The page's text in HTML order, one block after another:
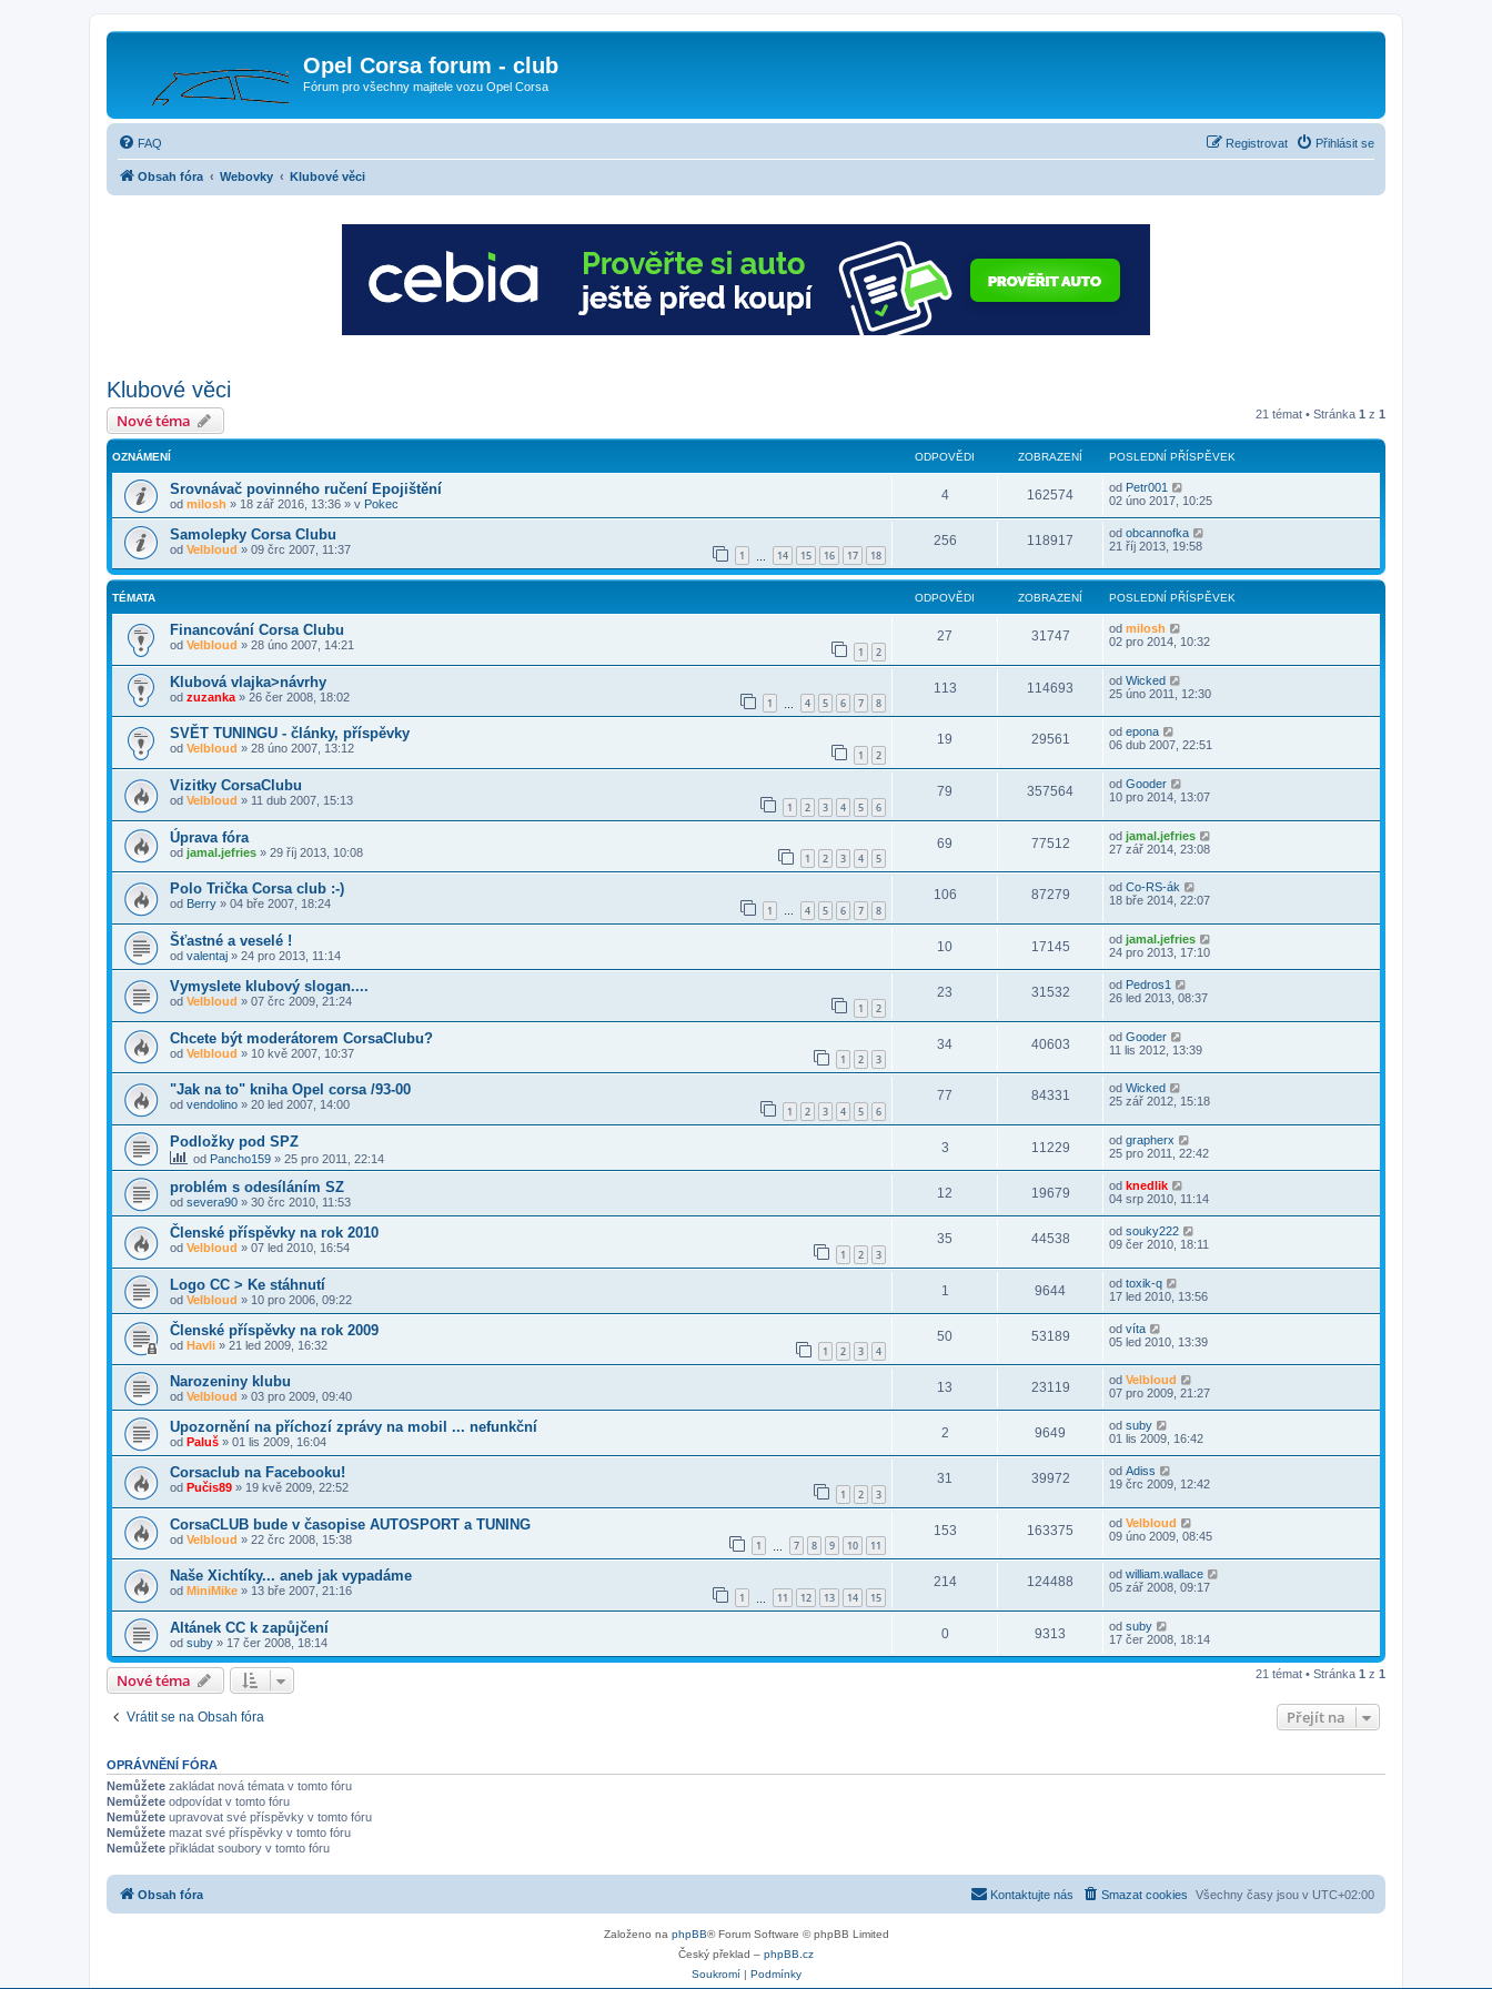
Opel Corsa forum - club
Fórum pro všechny majitele vozu Opel Corsa
FAQ Přihlásit se
Registrovat
Obsah fóra Webovky Klubové věci
Klubové věci
Nové téma 21 témat • Stránka 1 z 1
OZNÁMENÍ ODPOVĚDI ZOBRAZENÍ POSLEDNÍ PŘÍSPĚVEK
Srovnávač povinného ručení Epojištění
od milosh » 18 zář 2016, 13:36 » v Pokec
4 162574 od Petr001
02 úno 2017, 10:25
Samolepky Corsa Clubu
od Velbloud » 09 črc 2007, 11:37 1 14 15 16 17 18
256 118917 od obcannofka
21 říj 2013, 19:58
TÉMATA ODPOVĚDI ZOBRAZENÍ POSLEDNÍ PŘÍSPĚVEK
Financování Corsa Clubu
od Velbloud » 28 úno 2007, 14:21 1 2
27 31747 od milosh
02 pro 2014, 10:32
Klubová vlajka>návrhy
od zuzanka » 26 čer 2008, 18:02 1 4 5 6 7 8
113 114693 od Wicked
25 úno 2011, 12:30
SVĚT TUNINGU - články, příspěvky
od Velbloud » 28 úno 2007, 13:12 1 2
19 29561 od epona
06 dub 2007, 22:51
Vizitky CorsaClubu
od Velbloud » 11 dub 2007, 15:13 1 2 3 4 5 6
79 357564 od Gooder
10 pro 2014, 13:07
Úprava fóra
od jamal.jefries » 29 říj 2013, 10:08 1 2 3 4 5
69 77512 od jamal.jefries
27 zář 2014, 23:08
Polo Trička Corsa club :-)
od Berry » 04 bře 2007, 18:24 1 … 4 5 6 7 8
106 87279 od Co-RS-ák
18 bře 2014, 22:07
Šťastné a veselé !
od valentaj » 24 pro 2013, 11:14
10 17145 od jamal.jefries
24 pro 2013, 17:10
Vymyslete klubový slogan....
od Velbloud » 07 črc 2009, 21:24 1 2
23 31532 od Pedros1
26 led 2013, 08:37
Chcete být moderátorem CorsaClubu?
od Velbloud » 10 kvě 2007, 10:37 1 2 3
34 40603 od Gooder
11 lis 2012, 13:39
"Jak na to" kniha Opel corsa /93-00
od vendolino » 20 led 2007, 14:00 1 2 3 4 5 6
77 84331 od Wicked
25 zář 2012, 15:18
Podložky pod SPZ
od Pancho159 » 25 pro 2011, 22:14
3 11229 od grapherx
25 pro 2011, 22:42
problém s odesíláním SZ
od severa90 » 30 črc 2010, 11:53
12 19679 od knedlik
04 srp 2010, 11:14
Členské příspěvky na rok 2010
od Velbloud » 07 led 2010, 16:54 1 2 3
35 44538 od souky222
09 čer 2010, 18:11
Logo CC > Ke stáhnutí
od Velbloud » 10 pro 2006, 09:22
1 9644 od toxik-q
17 led 2010, 13:56
Členské příspěvky na rok 2009
od Havli » 21 led 2009, 16:32 1 2 3 4
50 53189 od víta
05 led 2010, 13:39
Narozeniny klubu
od Velbloud » 03 pro 2009, 09:40
13 23119 od Velbloud
07 pro 2009, 21:27
Upozornění na příchozí zprávy na mobil ... nefunkční
od Paluš » 01 lis 2009, 16:04
2 9649 od suby
01 lis 2009, 16:42
Corsaclub na Facebooku!
od Pučis89 » 19 kvě 2009, 22:52 1 2 3
31 39972 od Adiss
19 črc 2009, 12:42
CorsaCLUB bude v časopise AUTOSPORT a TUNING
od Velbloud » 22 črc 2008, 15:38 1 7 8 9 10 11
153 163375 od Velbloud
09 úno 2009, 08:45
Naše Xichtíky... aneb jak vypadáme
od MiniMike » 13 bře 2007, 21:16 1 11 12 13 14 15
214 124488 od william.wallace
05 zář 2008, 09:17
Altánek CC k zapůjčení
od suby » 17 čer 2008, 18:14
0 9313 od suby
17 čer 2008, 18:14
Nové téma 21 témat • Stránka 1 z 1
Vrátit se na Obsah fóra Přejít na
OPRÁVNĚNÍ FÓRA
Nemůžete zakládat nová témata v tomto fóru
Nemůžete odpovídat v tomto fóru
Nemůžete upravovat své příspěvky v tomto fóru
Nemůžete mazat své příspěvky v tomto fóru
Nemůžete přikládat soubory v tomto fóru
Obsah fóra Všechny časy jsou v UTC+02:00
Smazat cookies
Kontaktujte nás
Založeno na phpBB® Forum Software © phpBB Limited
Český překlad – phpBB.cz
Soukromí| Podmínky